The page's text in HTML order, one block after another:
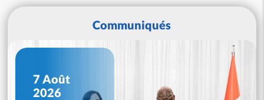
Communiqués
7 Août
2026